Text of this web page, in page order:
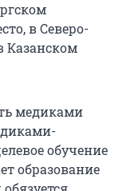
в Северо-
Казанском
медиками
обучение
образование